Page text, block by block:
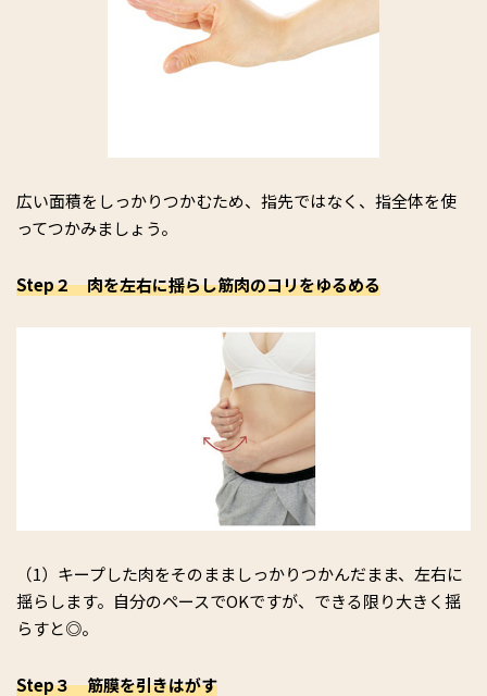
広い面積をしっかりつかむため、指先ではなく、指全体を使
ってつかみましょう。
Step２ 肉を左右に揺らし筋肉のコリをゆるめる
（1）キープした肉をそのまましっかりつかんだまま、左右に
揺らします。自分のペースでOKですが、できる限り大きく揺
らすと◎。
Step３ 筋膜を引きはがす